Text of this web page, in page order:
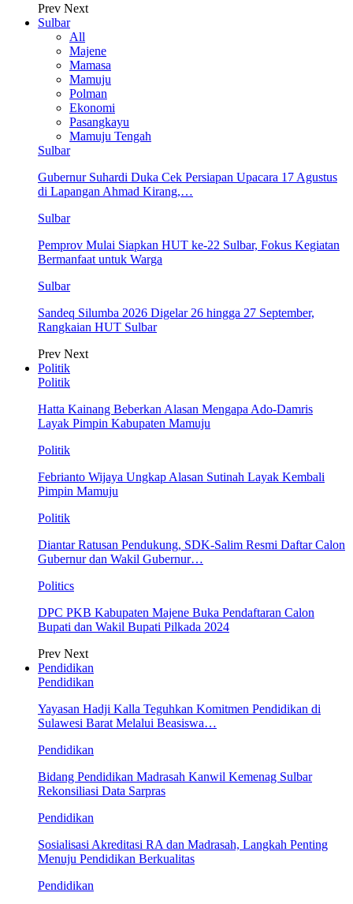
Prev Next
Sulbar
All
Majene
Mamasa
Mamuju
Polman
Ekonomi
Pasangkayu
Mamuju Tengah
Sulbar
Gubernur Suhardi Duka Cek Persiapan Upacara 17 Agustus
di Lapangan Ahmad Kirang,…
Sulbar
Pemprov Mulai Siapkan HUT ke-22 Sulbar, Fokus Kegiatan
Bermanfaat untuk Warga
Sulbar
Sandeq Silumba 2026 Digelar 26 hingga 27 September,
Rangkaian HUT Sulbar
Prev Next
Politik
Politik
Hatta Kainang Beberkan Alasan Mengapa Ado-Damris
Layak Pimpin Kabupaten Mamuju
Politik
Febrianto Wijaya Ungkap Alasan Sutinah Layak Kembali
Pimpin Mamuju
Politik
Diantar Ratusan Pendukung, SDK-Salim Resmi Daftar Calon
Gubernur dan Wakil Gubernur…
Politics
DPC PKB Kabupaten Majene Buka Pendaftaran Calon
Bupati dan Wakil Bupati Pilkada 2024
Prev Next
Pendidikan
Pendidikan
Yayasan Hadji Kalla Teguhkan Komitmen Pendidikan di
Sulawesi Barat Melalui Beasiswa…
Pendidikan
Bidang Pendidikan Madrasah Kanwil Kemenag Sulbar
Rekonsiliasi Data Sarpras
Pendidikan
Sosialisasi Akreditasi RA dan Madrasah, Langkah Penting
Menuju Pendidikan Berkualitas
Pendidikan